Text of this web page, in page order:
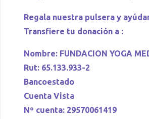
Regala nuestra pulsera y
Transfiere tu donación a :
Nombre: FUNDACION YOGA
Rut: 65.133.933-2
Bancoestado
Cuenta Vista
Nº cuenta: 29570061419